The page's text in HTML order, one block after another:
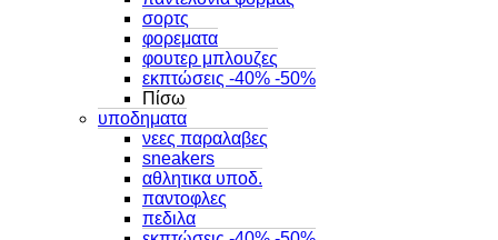
σορτς
φορεματα
φουτερ μπλουζες
εκπτώσεις -40% -50%
Πίσω
υποδηματα
νεες παραλαβες
sneakers
αθλητικα υποδ.
παντοφλες
πεδιλα